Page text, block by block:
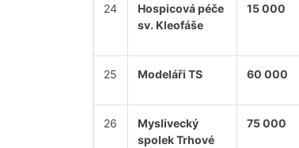
24
Hospicová péče
sv. Kleofáše
15 000
25 Modeláři TS 60 000
26
Myslivecký
spolek Trhové
75 000